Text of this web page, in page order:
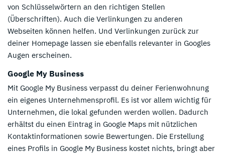
von Schlüsselwörtern an den richtigen Stellen
(Überschriften). Auch die Verlinkungen zu anderen
Webseiten können helfen. Und Verlinkungen zurück zur
deiner Homepage lassen sie ebenfalls relevanter in Googles
Augen erscheinen.
Google My Business
Mit Google My Business verpasst du deiner Ferienwohnung
ein eigenes Unternehmensprofil. Es ist vor allem wichtig für
Unternehmen, die lokal gefunden werden wollen. Dadurch
erhältst du einen Eintrag in Google Maps mit nützlichen
Kontaktinformationen sowie Bewertungen. Die Erstellung
eines Profils in Google My Business kostet nichts, bringt aber